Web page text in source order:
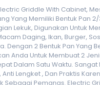
Griddle With Cabinet,
Yang Memiliki Bentuk Pan
Lekuk, Digunakan Untuk
Daging, Ikan, Burger,
Dengan 2 Bentuk Pan Yang
Anda Untuk Membuat 2
Dalam Satu Waktu. Sangat
Anti Lengket , Dan Praktis
Sebagai Pemanas. Electric